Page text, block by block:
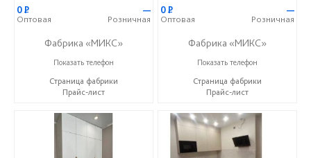
0Р
Оптовая
—
Розничная
Фабрика «МИКС»
+7 (937) 423-36-37
Показать телефон
Страница фабрики
Прайс-лист
0Р
Оптовая
—
Розничная
Фабрика «МИКС»
+7 (937) 423-36-37
Показать телефон
Страница фабрики
Прайс-лист